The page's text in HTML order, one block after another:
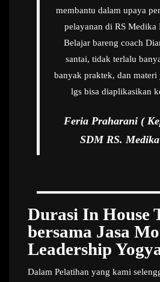
membantu dalam upaya
pelayanan di RS Medika
Belajar bareng coach
santai, tidak terlalu
banyak praktek, dan materi
lgs bisa diaplikasikan
Feria Praharani (
SDM RS.
Durasi In House
bersama Jasa
Leadership
Dalam Pelatihan yang kami